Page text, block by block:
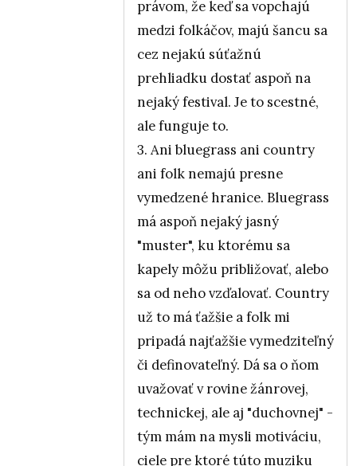
právom, že keď sa vopchajú
medzi folkáčov, majú šancu sa
cez nejakú súťažnú
prehliadku dostať aspoň na
nejaký festival. Je to scestné,
ale funguje to.
3. Ani bluegrass ani country
ani folk nemajú presne
vymedzené hranice. Bluegrass
má aspoň nejaký jasný
"muster", ku ktorému sa
kapely môžu približovať, alebo
sa od neho vzďalovať. Country
už to má ťažšie a folk mi
pripadá najťažšie vymedziteľný
či definovateľný. Dá sa o ňom
uvažovať v rovine žánrovej,
technickej, ale aj "duchovnej" -
tým mám na mysli motiváciu,
ciele pre ktoré túto muziku